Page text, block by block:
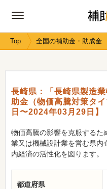
Top 全国の補助金・助成金
長崎県：「長崎県製造
助金（物価高騰対策タ
日〜2024年03月29日】
物価高騰の影響を克服するた
業又は機械設計業を営む県内
内経済の活性化を図ります。
都道府県